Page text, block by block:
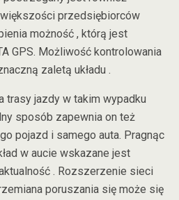
większości przedsiębiorców
możność , którą jest
GPS. Możliwość kontrolowania
zaletą układu .
trasy jazdy w takim wypadku
sposób zapewnia on też
pojazd i samego auta. Pragnąc
w aucie wskazane jest
. Rozszerzenie sieci
poruszania się może się